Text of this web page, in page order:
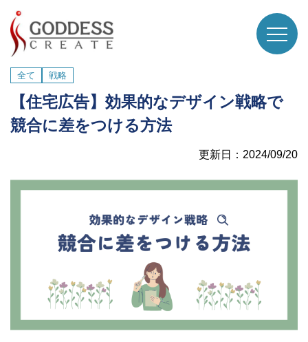
全て 戦略
【住宅広告】効果的なデザイン戦略で
競合に差をつける方法
更新日：2024/09/20